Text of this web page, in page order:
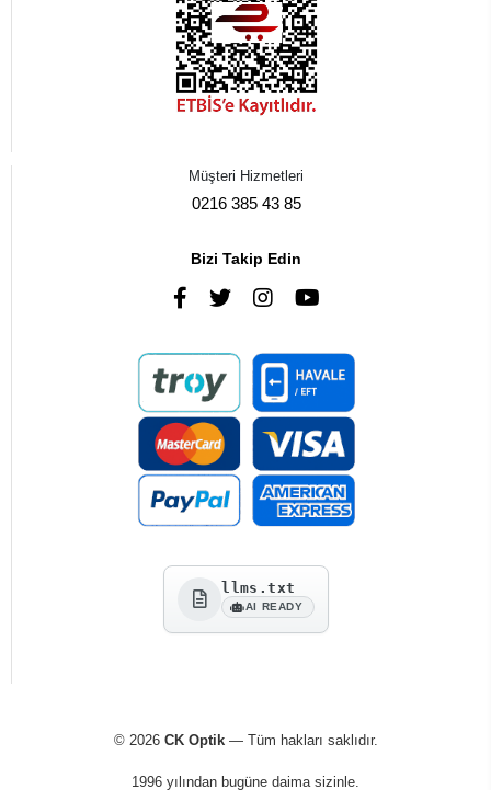
Müşteri Hizmetleri
0216 385 43 85
Bizi Takip Edin
llms.txt
AI READY
© 2026 CK Optik— Tüm hakları saklıdır.
1996 yılından bugüne daima sizinle.